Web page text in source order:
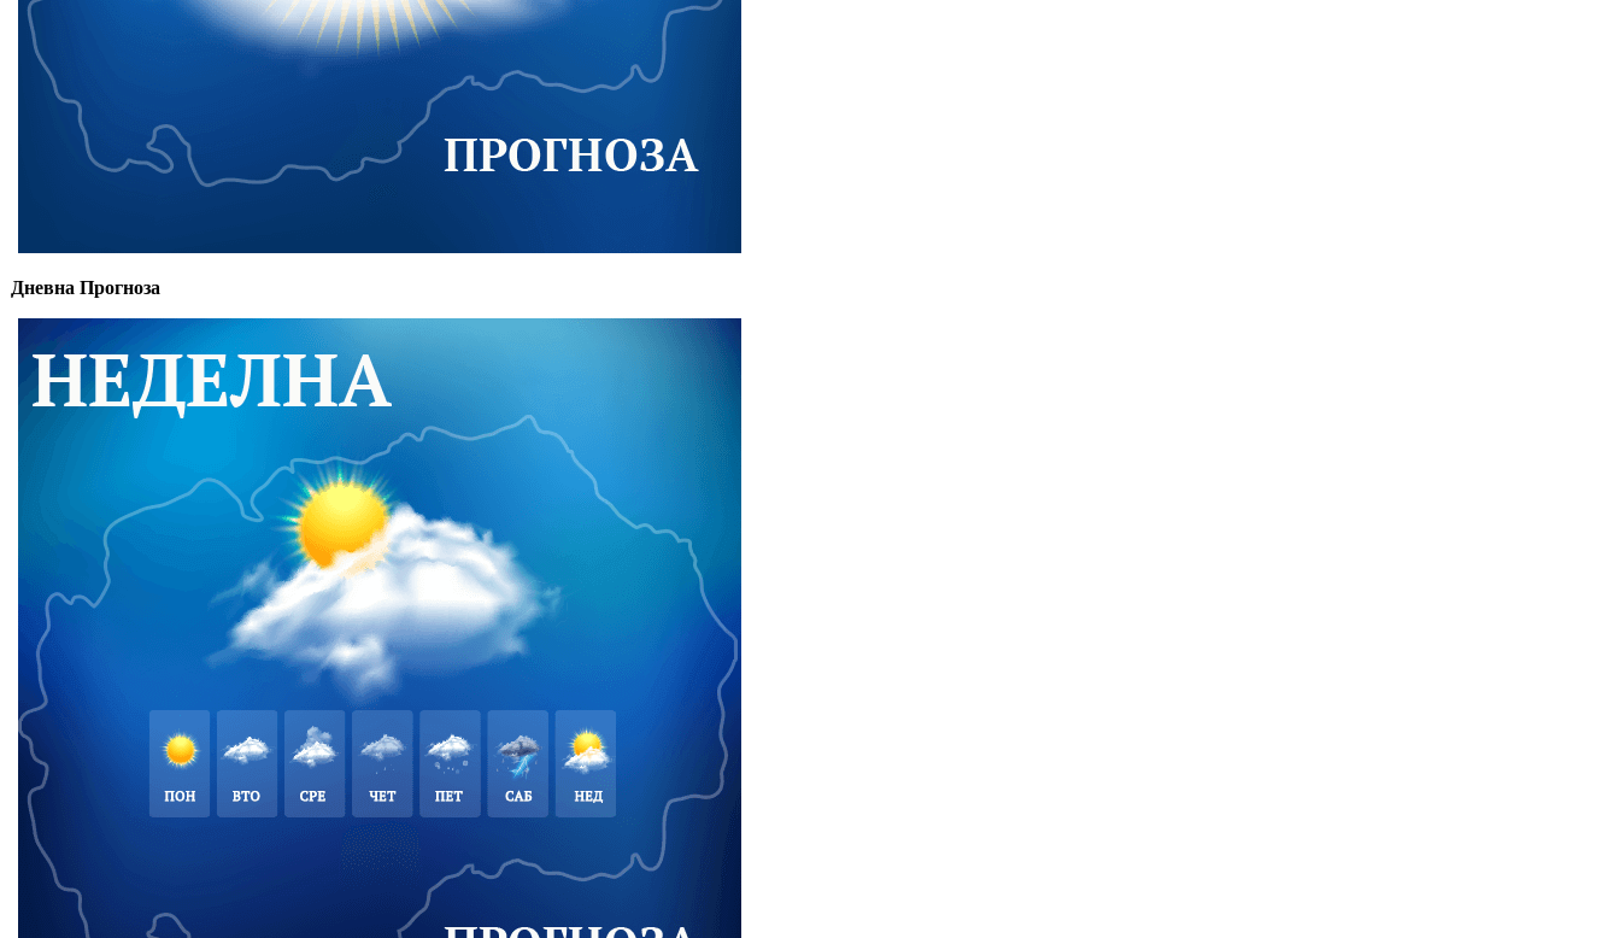
Дневна Прогноза